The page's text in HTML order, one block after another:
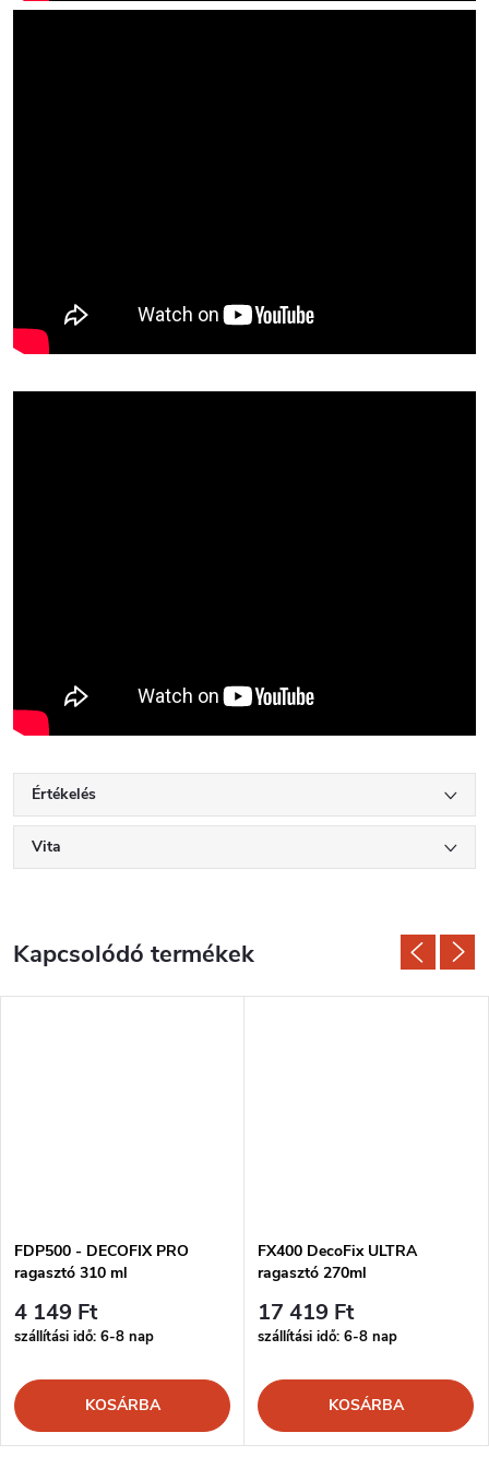
Értékelés
Vita
Kapcsolódó termékek
FDP500 - DECOFIX PRO
ragasztó 310 ml
4 149 Ft
szállítási idő: 6-8 nap
KOSÁRBA
FX400 DecoFix ULTRA
ragasztó 270ml
17 419 Ft
szállítási idő: 6-8 nap
KOSÁRBA